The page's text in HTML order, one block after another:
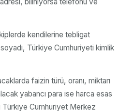
adresi, biliniyorsa telefonu ve
kendilerine tebligat
soyadı, Türkiye Cumhuriyeti kimlik
faizin türü, oranı, miktarı
yabancı para ise harca esas
Cumhuriyet Merkez